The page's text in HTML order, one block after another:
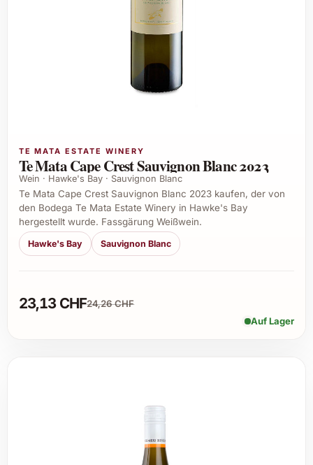
TE MATA ESTATE WINERY
Te Mata Cape Crest Sauvignon Blanc 2023
Wein · Hawke's Bay · Sauvignon Blanc
Te Mata Cape Crest Sauvignon Blanc 2023 kaufen, der von
den Bodega Te Mata Estate Winery in Hawke's Bay
hergestellt wurde. Fassgärung Weißwein.
Hawke's Bay Sauvignon Blanc
23,13 CHF24,26 CHF
Auf Lager